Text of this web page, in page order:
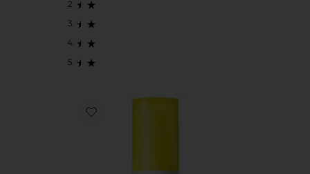
Favorite BRIGHT EYE 선크림 아이크림